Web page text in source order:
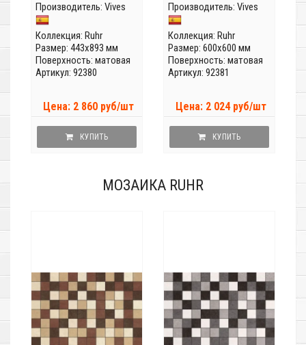
Производитель: Vives
Коллекция: Ruhr
Размер: 443x893 мм
Поверхность: матовая
Артикул: 92380
Цена: 2 860 руб/шт
КУПИТЬ
Производитель: Vives
Коллекция: Ruhr
Размер: 600x600 мм
Поверхность: матовая
Артикул: 92381
Цена: 2 024 руб/шт
КУПИТЬ
МОЗАИКА RUHR